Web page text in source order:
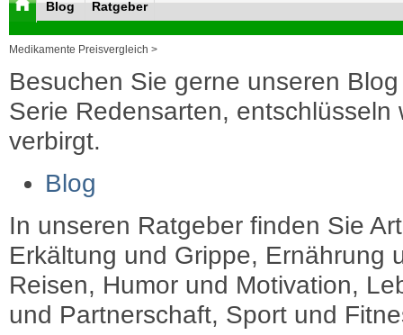
Blog Ratgeber
Medikamente Preisvergleich >
Besuchen Sie gerne unseren
Serie Redensarten, entschlüsseln
verbirgt.
Blog
In unseren Ratgeber finden Sie
Erkältung und Grippe, Ernährung
Reisen, Humor und Motivation,
und Partnerschaft, Sport und